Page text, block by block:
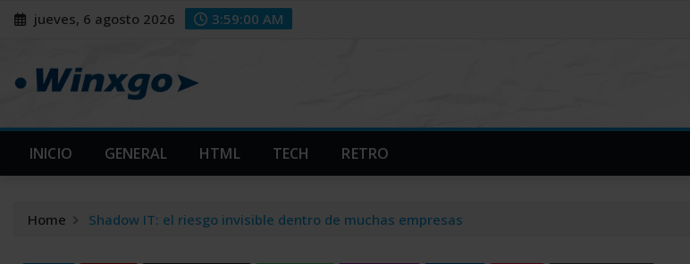
Skip jueves, 6 agosto 2026 3:59:01 AM
INICIO GENERAL HTML TECH RETRO
Home Shadow IT: el riesgo invisible dentro de muchas empresas
modal-check
modal-check